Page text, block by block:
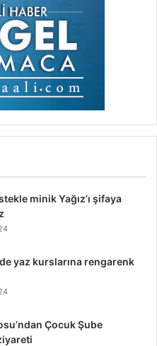
minik Yağız’ı şifaya
yaz kurslarına rengarenk
Çocuk Şube